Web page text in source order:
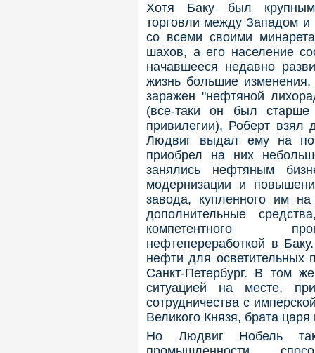
Хотя Баку был
торговли между Западом и
со всеми своими
шахов, а его население
начавшееся недавно
жизнь большие
заражен "нефтяной
(все-таки он был старше
привилегии), Роберт взял
Людвиг выдал ему на
приобрел на них
занялись нефтяным
модернизации и
завода, купленного им
дополнительные
компетентного
нефтепереработкой в
нефти для осветительных
Санкт-Петербург. В том
ситуацией на месте,
сотрудничества с
Великого Князя, брата
Но Людвиг Нобель